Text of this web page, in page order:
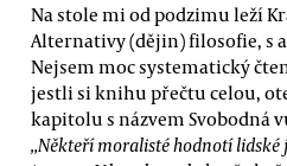
Na stole mi od podzimu leží
Alternativy (dějin) filosofie, s
Nejsem moc systematický
jestli si knihu přečtu celou,
kapitolu s názvem Svobodná
„Někteří moralisté hodnotí